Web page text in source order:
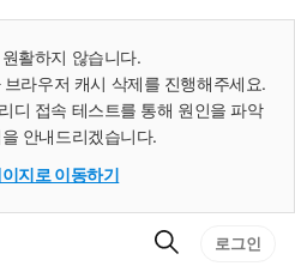
활하지 않습니다.
라우저 캐시 삭제를 진행해주세요.
디 접속 테스트를 통해 원인을 파악
안내드리겠습니다.
지로 이동하기
검
로그인